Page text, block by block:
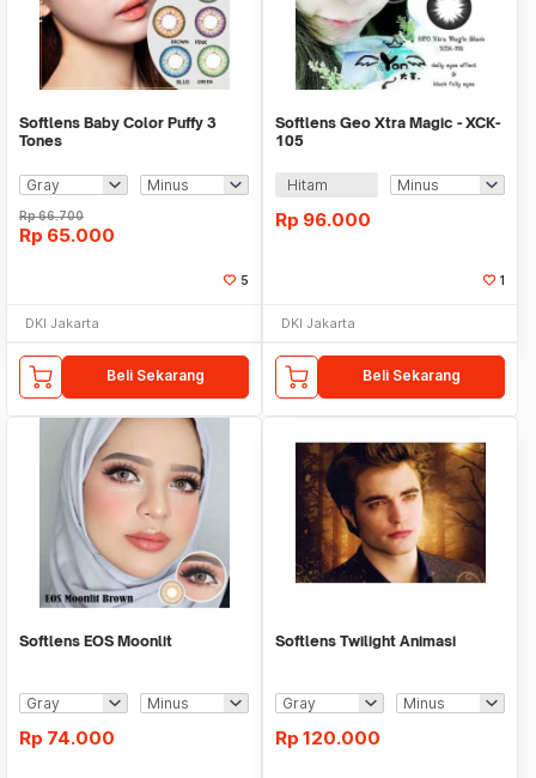
Softlens Baby Color Puffy 3
Tones
Rp66.700
Rp 65.000
5
DKI Jakarta
Beli Sekarang
Softlens Geo Xtra Magic - XCK-
105
Hitam
Rp 96.000
1
DKI Jakarta
Beli Sekarang
Softlens EOS Moonlit
Rp 74.000
Softlens Twilight Animasi
Rp 120.000